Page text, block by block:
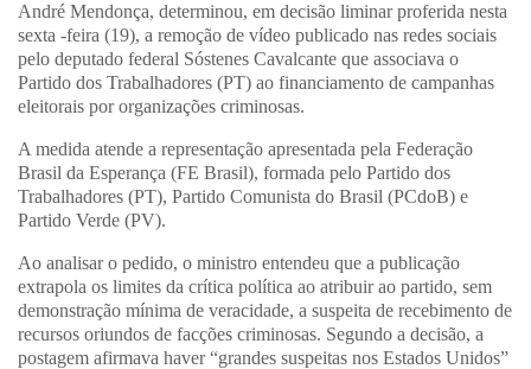
André Mendonça, determinou, em decisão liminar proferida nesta
sexta -feira (19), a remoção de vídeo publicado nas redes sociais
pelo deputado federal Sóstenes Cavalcante que associava o
Partido dos Trabalhadores (PT) ao financiamento de campanhas
eleitorais por organizações criminosas.
A medida atende a representação apresentada pela Federação
Brasil da Esperança (FE Brasil), formada pelo Partido dos
Trabalhadores (PT), Partido Comunista do Brasil (PCdoB) e
Partido Verde (PV).
Ao analisar o pedido, o ministro entendeu que a publicação
extrapola os limites da crítica política ao atribuir ao partido, sem
demonstração mínima de veracidade, a suspeita de recebimento de
recursos oriundos de facções criminosas. Segundo a decisão, a
postagem afirmava haver “grandes suspeitas nos Estados Unidos”